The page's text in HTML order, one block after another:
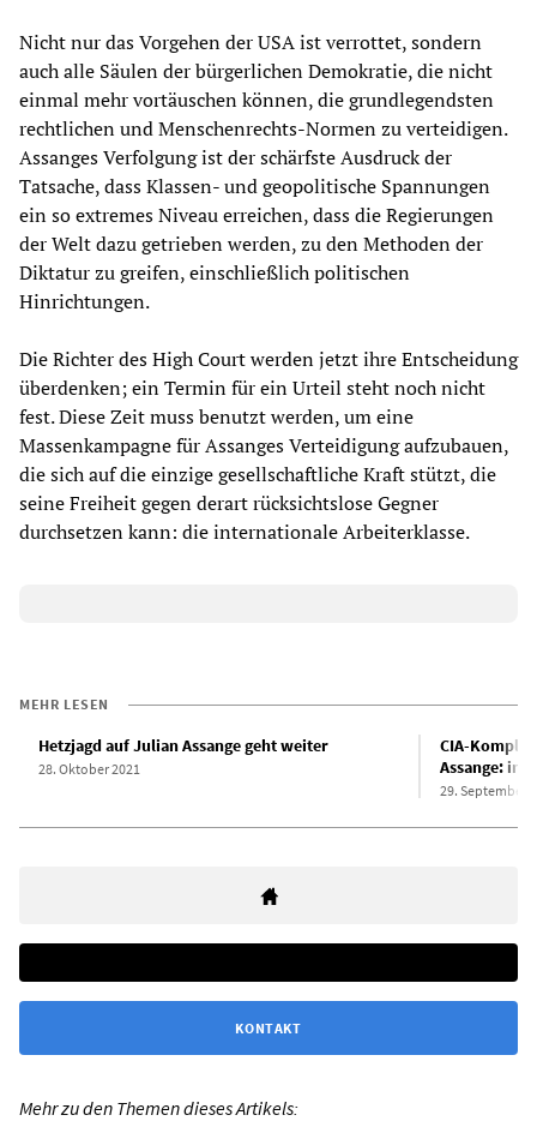
Nicht nur das Vorgehen der USA ist verrottet, sondern
auch alle Säulen der bürgerlichen Demokratie, die nicht
einmal mehr vortäuschen können, die grundlegendsten
rechtlichen und Menschenrechts-Normen zu verteidigen.
Assanges Verfolgung ist der schärfste Ausdruck der
Tatsache, dass Klassen- und geopolitische Spannungen
ein so extremes Niveau erreichen, dass die Regierungen
der Welt dazu getrieben werden, zu den Methoden der
Diktatur zu greifen, einschließlich politischen
Hinrichtungen.
Die Richter des High Court werden jetzt ihre Entscheidung
überdenken; ein Termin für ein Urteil steht noch nicht
fest. Diese Zeit muss benutzt werden, um eine
Massenkampagne für Assanges Verteidigung aufzubauen,
die sich auf die einzige gesellschaftliche Kraft stützt, die
seine Freiheit gegen derart rücksichtslose Gegner
durchsetzen kann: die internationale Arbeiterklasse.
MEHR LESEN
Hetzjagd auf Julian Assange geht weiter
28. Oktober 2021
CIA-
Assange:
29. September
KONTAKT
Mehr zu den Themen dieses Artikels: